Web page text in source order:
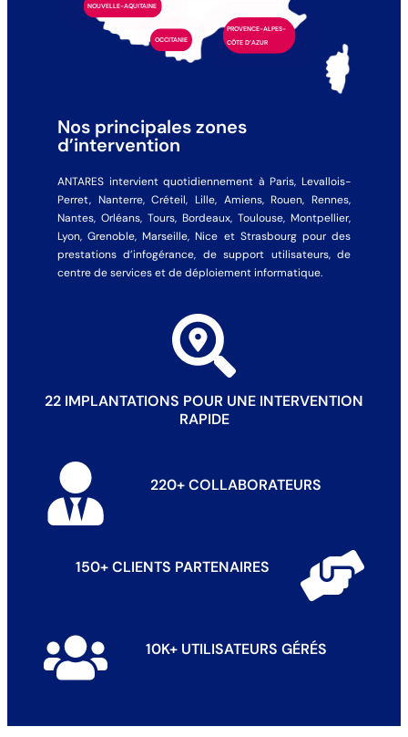
NOUVELLE-AQUITAINE
OCCITANIE
PROVENCE-ALPES-
CÔTE D’AZUR
Nos principales zones
d’intervention
ANTARES intervient quotidiennement à Paris, Levallois-
Perret, Nanterre, Créteil, Lille, Amiens, Rouen, Rennes,
Nantes, Orléans, Tours, Bordeaux, Toulouse, Montpellier,
Lyon, Grenoble, Marseille, Nice et Strasbourg pour des
prestations d’infogérance, de support utilisateurs, de
centre de services et de déploiement informatique.
22 IMPLANTATIONS POUR UNE INTERVENTION
RAPIDE
220+ COLLABORATEURS
150+ CLIENTS PARTENAIRES
10K+ UTILISATEURS GÉRÉS